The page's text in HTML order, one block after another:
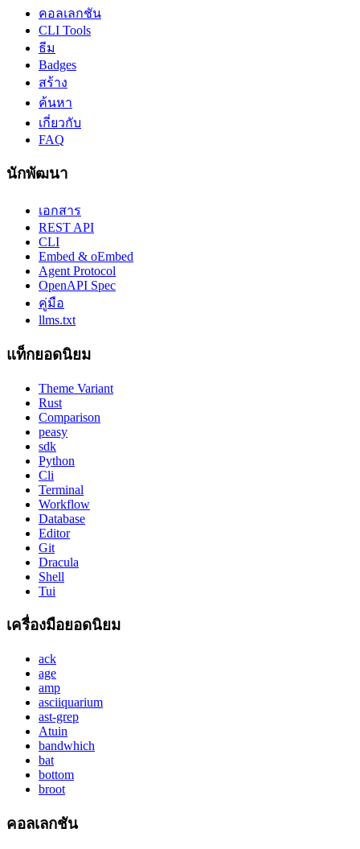
คอลเลกชัน
CLI Tools
ธีม
Badges
สร้าง
ค้นหา
เกี่ยวกับ
FAQ
นักพัฒนา
เอกสาร
REST API
CLI
Embed & oEmbed
Agent Protocol
OpenAPI Spec
คู่มือ
llms.txt
แท็กยอดนิยม
Theme Variant
Rust
Comparison
peasy
sdk
Python
Cli
Terminal
Workflow
Database
Editor
Git
Dracula
Shell
Tui
เครื่องมือยอดนิยม
ack
age
amp
asciiquarium
ast-grep
Atuin
bandwhich
bat
bottom
broot
คอลเลกชัน